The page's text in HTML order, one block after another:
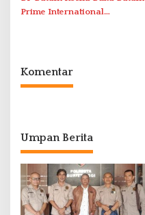
Prime International
Komentar
Umpan Berita